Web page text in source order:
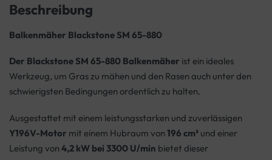
Beschreibung
Balkenmäher Blackstone SM 65-880
Der Blackstone SM 65-880 Balkenmäher ist ein ideales
Werkzeug, um Gras zu mähen und den Rasen auch unter den
schwierigsten Bedingungen ordentlich zu halten.
Ausgestattet mit einem leistungsstarken und zuverlässigen
Y196V-Motor mit einem Hubraum von 196 cm³ und einer
Leistung von 4,2 kW bei 3300 U/min bietet dieser